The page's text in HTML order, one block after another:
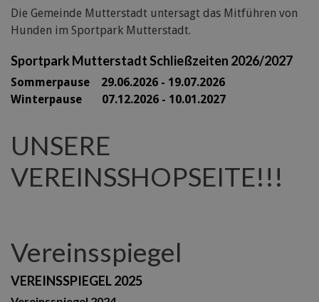
Die Gemeinde Mutterstadt untersagt das Mitführen von
Hunden im Sportpark Mutterstadt.
Sportpark Mutterstadt Schließzeiten 2026/2027
Sommerpause 29.06.2026 - 19.07.2026
Winterpause 07.12.2026 - 10.01.2027
UNSERE
VEREINSSHOPSEITE!!!
Vereinsspiegel
VEREINSSPIEGEL 2025